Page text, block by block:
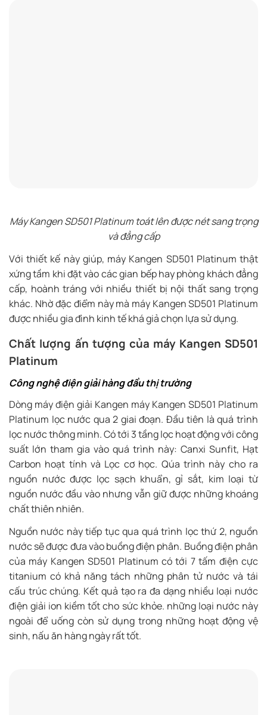
Máy Kangen SD501 Platinum toát lên được nét sang trọng
và đẳng cấp
Với thiết kế này giúp, máy Kangen SD501 Platinum thật
xứng tầm khi đặt vào các gian bếp hay phòng khách đẳng
cấp, hoành tráng với nhiều thiết bị nội thất sang trọng
khác. Nhờ đặc điểm này mà máy Kangen SD501 Platinum
được nhiều gia đình kinh tế khá giả chọn lựa sử dụng.
Chất lượng ấn tượng của máy Kangen SD501
Platinum
Công nghệ điện giải hàng đầu thị trường
Dòng máy điện giải Kangen máy Kangen SD501 Platinum
Platinum lọc nước qua 2 giai đoạn. Đầu tiên là quá trình
lọc nước thông minh. Có tới 3 tầng lọc hoạt động với công
suất lớn tham gia vào quá trình này: Canxi Sunfit, Hạt
Carbon hoạt tính và Lọc cơ học. Qúa trình này cho ra
nguồn nước được lọc sạch khuẩn, gỉ sắt, kim loại từ
nguồn nước đầu vào nhưng vẫn giữ được những khoáng
chất thiên nhiên.
Nguồn nước này tiếp tục qua quá trình lọc thứ 2, nguồn
nước sẽ được đưa vào buồng điện phân. Buồng điện phân
của máy Kangen SD501 Platinum có tới 7 tấm điện cực
titanium có khả năng tách những phân tử nước và tái
cấu trúc chúng. Kết quả tạo ra đa dạng nhiều loại nước
điện giải ion kiềm tốt cho sức khỏe. những loại nước này
ngoài để uống còn sử dụng trong những hoạt động vệ
sinh, nấu ăn hàng ngày rất tốt.